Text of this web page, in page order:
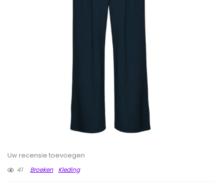
Uw recensie toevoegen
41
Broeken Kleding